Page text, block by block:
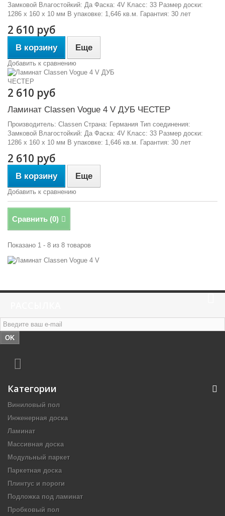
Замковой Влагостойкий: Да Фаска: 4V Класс: 33 Размер доски:
1286 х 160 х 10 мм В упаковке: 1,646 кв.м. Гарантия: 30 лет
2 610 руб
В корзину Еще
Добавить к сравнению
2 610 руб
Ламинат Classen Vogue 4 V ДУБ ЧЕСТЕР
Производитель: Classen Страна: Германия Тип соединения:
Замковой Влагостойкий: Да Фаска: 4V Класс: 33 Размер доски:
1286 х 160 х 10 мм В упаковке: 1,646 кв.м. Гарантия: 30 лет
2 610 руб
В корзину Еще
Добавить к сравнению
Сравнить (0)
Показано 1 - 8 из 8 товаров
OK
Категории
Виниловый пол
Инженерная доска
Ламинат
Массивная доска
Модульный паркет
Паркетная доска
Плинтус и пороги
Подложка под ламинат
Пробковый пол